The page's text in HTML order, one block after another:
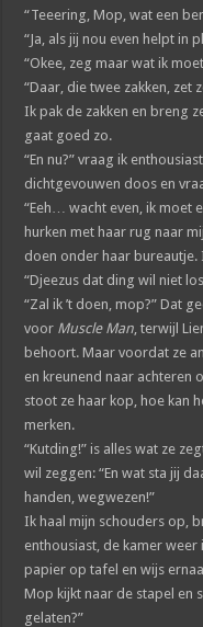
“Teeering, Mop, wat een
“Ja, als jij nou even helpt in
“Okee, zeg maar wat ik
“Daar, die twee zakken, zet
Ik pak de zakken en breng
gaat goed zo.
“En nu?” vraag ik
dichtgevouwen doos en
“Eeh… wacht even, ik moet
hurken met haar rug naar
doen onder haar
“Djeezus dat ding wil niet
“Zal ik ’t doen, mop?” Dat
voor Muscle Man , terwijl
behoort. Maar voordat ze
en kreunend naar achteren
stoot ze haar kop, hoe kan
merken.
“Kutding!” is alles wat ze
wil zeggen: “En wat sta jij
handen, wegwezen!”
Ik haal mijn schouders op,
enthousiast, de kamer
papier op tafel en wijs
Mop kijkt naar de stapel en
gelaten?”